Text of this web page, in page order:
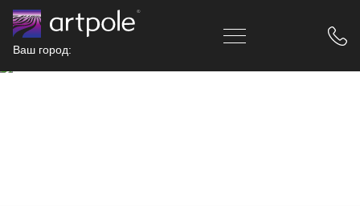
Ваш город: